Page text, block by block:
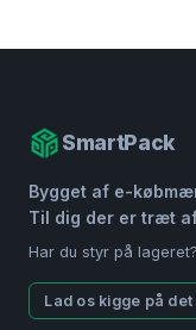
SmartPack
Bygget af e-
Til dig der er træt
Har du styr på lageret?
Lad os kigge på